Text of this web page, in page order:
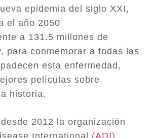
epidemia del siglo XXI,
el año 2050
a 131.5 millones de
para conmemorar a todas las
esta enfermedad,
películas sobre
historia.
2012 la organización
International (ADI)